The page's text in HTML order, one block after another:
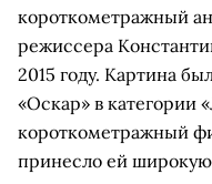
короткометражный
режиссера
2015 году. Картина
«Оскар» в
короткометражный
принесло ей широкую